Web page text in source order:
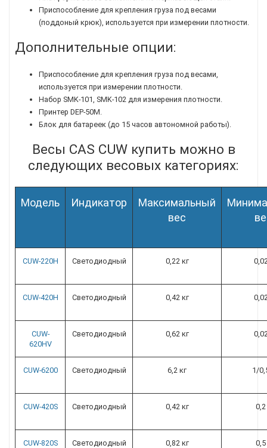
Приспособление для крепления груза под весами
(поддоный крюк), используется при измерении плотности.
Дополнительные опции:
Приспособление для крепления груза под весами,
используется при измерении плотности.
Набор SMK-101, SMK-102 для измерения плотности.
Принтер DEP-50M.
Блок для батареек (до 15 часов автономной работы).
Весы CAS CUW купить можно в
следующих весовых категориях:
Модель Индикатор
Максимальный
вес
CUW-220H Светодиодный 0,22 кг
CUW-420H Светодиодный 0,42 кг
CUW-
620HV
Светодиодный 0,62 кг
CUW-6200 Светодиодный 6,2 кг 1/
CUW-420S Светодиодный 0,42 кг 0,2
CUW-820S Светодиодный 0,82 кг 0,5